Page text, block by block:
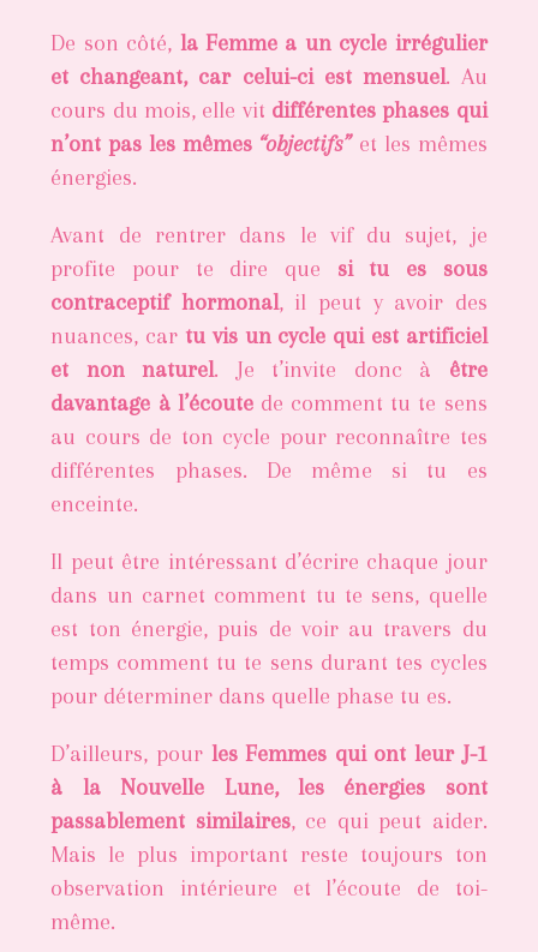
De son côté, la Femme a un cycle irrégulier
et changeant, car celui-ci est mensuel. Au
cours du mois, elle vit différentes phases qui
n’ont pas les mêmes “objectifs”et les mêmes
énergies.
Avant de rentrer dans le vif du sujet, je
profite pour te dire que si tu es sous
contraceptif hormonal, il peut y avoir des
nuances, car tu vis un cycle qui est artificiel
et non naturel. Je t’invite donc à être
davantage à l’écoutede comment tu te sens
au cours de ton cycle pour reconnaître tes
différentes phases. De même si tu es
enceinte.
Il peut être intéressant d’écrire chaque jour
dans un carnet comment tu te sens, quelle
est ton énergie, puis de voir au travers du
temps comment tu te sens durant tes cycles
pour déterminer dans quelle phase tu es.
D’ailleurs, pour les Femmes qui ont leur J-1
à la Nouvelle Lune, les énergies sont
passablement similaires, ce qui peut aider.
Mais le plus important reste toujours ton
observation intérieure et l’écoute de toi-
même.